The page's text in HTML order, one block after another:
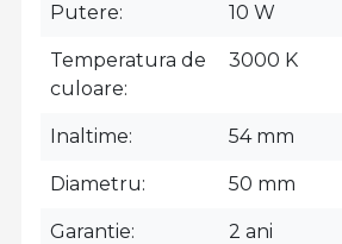
Putere 10 W
Temperatura de
culoare
3000 K
Inaltime 54 mm
Diametru 50 mm
Garantie 2 ani